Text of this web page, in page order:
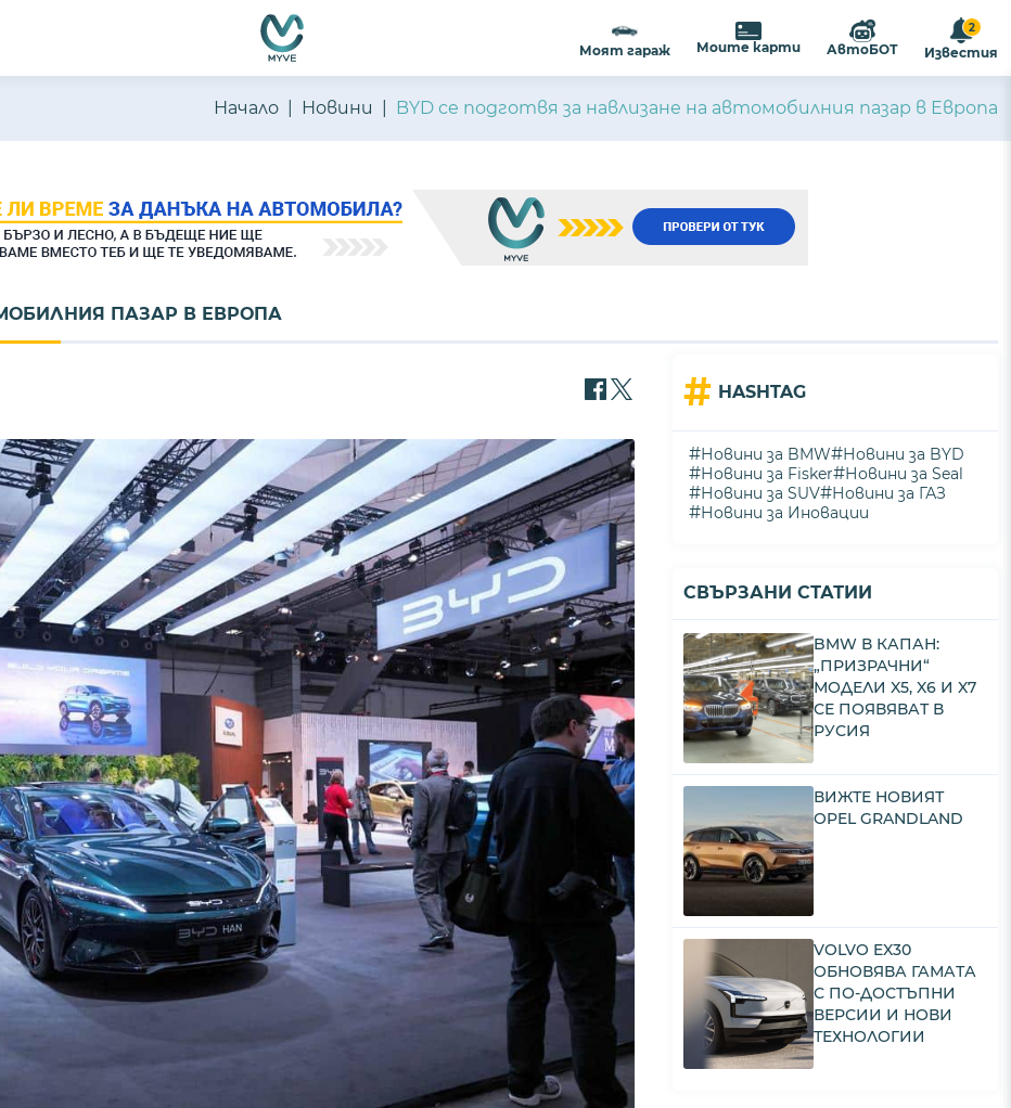
Моят гараж Моите карти АвтоБОТ
2
Известия
Начало Новини BYD се подготвя за навлизане на автомобилния пазар в Европа
ПАЗАР В ЕВРОПА
# HASHTAG
#Новини за BMW#Новини за BYD
#Новини за Fisker#Новини за Seal
#Новини за SUV#Новини за ГАЗ
#Новини за Иновации
СВЪРЗАНИ СТАТИИ
BMW В КАПАН:
„ПРИЗРАЧНИ“
МОДЕЛИ X5, X6 И X7
СЕ ПОЯВЯВАТ В
РУСИЯ
ВИЖТЕ НОВИЯТ
OPEL GRANDLAND
VOLVO EX30
ОБНОВЯВА ГАМАТА
С ПО-ДОСТЪПНИ
ВЕРСИИ И НОВИ
ТЕХНОЛОГИИ